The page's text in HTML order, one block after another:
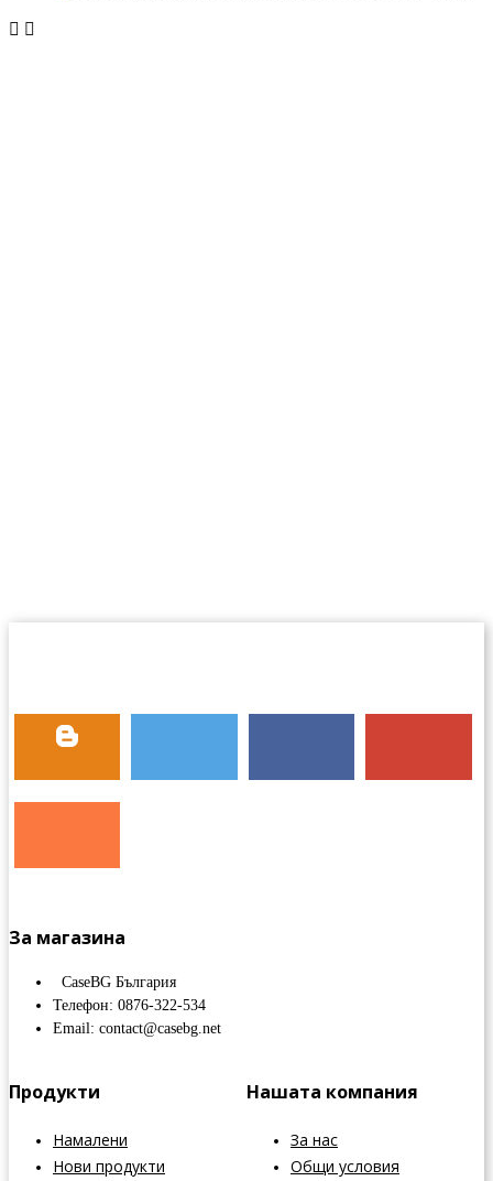
 
За магазина
CaseBG България
Телефон: 0876-322-534
Email: contact@casebg.net
Продукти
Намалени
Нови продукти
Нашата компания
За нас
Общи условия